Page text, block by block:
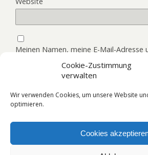
Cookie-Zustimmung
verwalten
Wir verwenden Cookies, um unsere Website
optimieren.
Cookies
Meinen Namen, meine E-Mail-Adresse
Zum Seitenanfang